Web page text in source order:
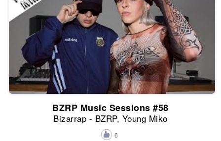
BZRP Music Sessions #58
Bizarrap - BZRP, Young Miko
6